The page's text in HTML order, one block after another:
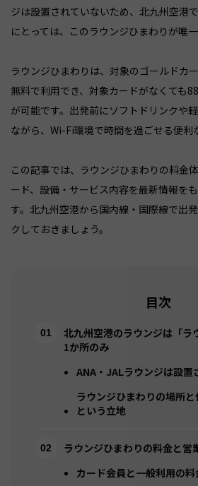
ジは設置されていないため、北九州空港
にとっては、このラウンジひまわりが唯
ラウンジひまわりは、対象のゴールドカ
無料で利用でき、対象カードがなくても
が可能です。出発前にソフトドリンクや
ながら、Wi-Fi環境で時間を過ごせる便利
この記事では、ラウンジひまわりの料金
ード、設備・サービス内容を最新情報を
す。北九州空港から国内線・国際線で出
クしておきましょう。
目次
北九州空港のラウンジは「ラ
1か所のみ
ANA・JALラウンジは設置
ラウンジひまわりの場所
という立地
ラウンジひまわりの料金と営
カード会員と一般利用の